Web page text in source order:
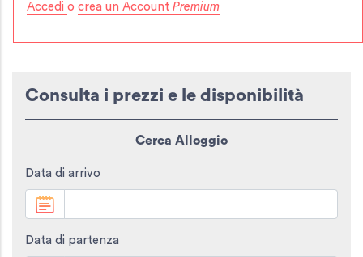
Accedi o crea un Account Premium
Consulta i prezzi e le disponibilità
Cerca Alloggio
Data di arrivo
Data di partenza